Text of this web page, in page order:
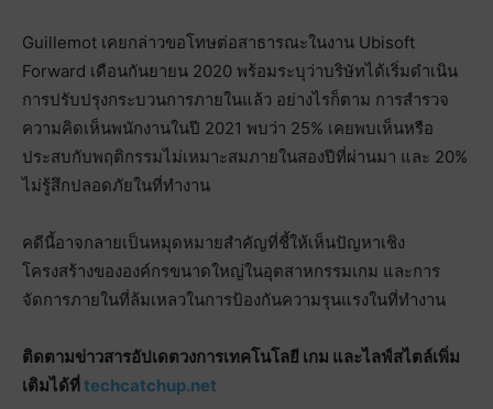
Guillemot เคยกล่าวขอโทษต่อสาธารณะในงาน Ubisoft
Forward เดือนกันยายน 2020 พร้อมระบุว่าบริษัทได้เริ่มดำเนิน
การปรับปรุงกระบวนการภายในแล้ว อย่างไรก็ตาม การสำรวจ
ความคิดเห็นพนักงานในปี 2021 พบว่า 25% เคยพบเห็นหรือ
ประสบกับพฤติกรรมไม่เหมาะสมภายในสองปีที่ผ่านมา และ 20%
ไม่รู้สึกปลอดภัยในที่ทำงาน
คดีนี้อาจกลายเป็นหมุดหมายสำคัญที่ชี้ให้เห็นปัญหาเชิง
โครงสร้างขององค์กรขนาดใหญ่ในอุตสาหกรรมเกม และการ
จัดการภายในที่ล้มเหลวในการป้องกันความรุนแรงในที่ทำงาน
ติดตามข่าวสารอัปเดตวงการเทคโนโลยี เกม และไลฟ์สไตล์เพิ่ม
เติมได้ที่ techcatchup.net